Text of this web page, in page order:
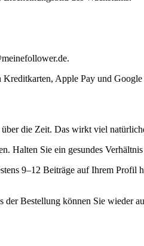
Apple Pay und Google
die Zeit. Das wirkt viel
Halten Sie ein gesundes
9–12 Beiträge auf Ihrem
Bestellung können Sie wieder